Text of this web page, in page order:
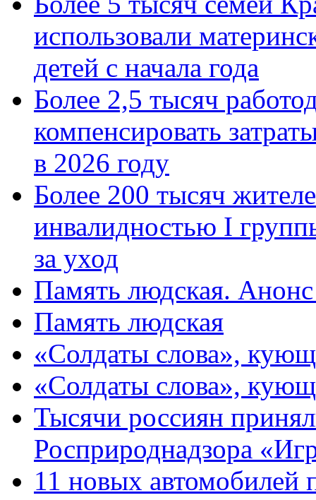
использовали
детей с начала года
Более 2,5 тысяч
компенсировать
в 2026 году
Более 200 тысяч
инвалидностью I
за уход
Память людская.
Память людская
«Солдаты слова»,
«Солдаты слова»,
Тысячи россиян
Росприроднадзора
11 новых автомобилей